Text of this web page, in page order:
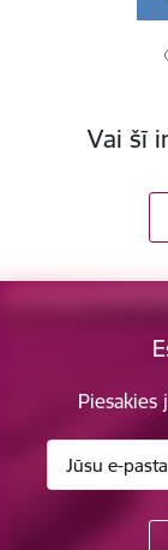
Vai šī
Piesakies